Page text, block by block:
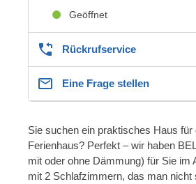
Geöffnet
Rückrufservice
Eine Frage stellen
Sie suchen ein praktisches Haus für
Ferienhaus? Perfekt – wir haben
mit oder ohne Dämmung) für Sie im
mit 2 Schlafzimmern, das man nicht